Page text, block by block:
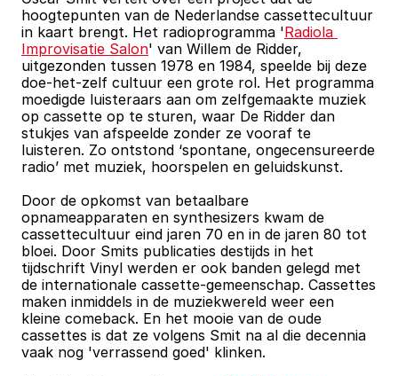
hoogtepunten van de Nederlandse cassettecultuur
in kaart brengt. Het radioprogramma 'Radiola
Improvisatie Salon' van Willem de Ridder,
uitgezonden tussen 1978 en 1984, speelde bij deze
doe-het-zelf cultuur een grote rol. Het programma
moedigde luisteraars aan om zelfgemaakte muziek
op cassette op te sturen, waar De Ridder dan
stukjes van afspeelde zonder ze vooraf te
luisteren. Zo ontstond ‘spontane, ongecensureerde
radio’ met muziek, hoorspelen en geluidskunst.
Door de opkomst van betaalbare
opnameapparaten en synthesizers kwam de
cassettecultuur eind jaren 70 en in de jaren 80 tot
bloei. Door Smits publicaties destijds in het
tijdschrift Vinyl werden er ook banden gelegd met
de internationale cassette-gemeenschap. Cassettes
maken inmiddels in de muziekwereld weer een
kleine comeback. En het mooie van de oude
cassettes is dat ze volgens Smit na al die decennia
vaak nog 'verrassend goed' klinken.